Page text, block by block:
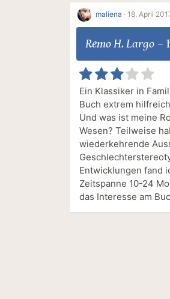
maliena · 18. April
Remo H. Largo–
Ein Klassiker in
Buch extrem
Und was ist meine
Wesen? Teilweise
wiederkehrende
Entwicklungen fand
Zeitspanne 10-24
das Interesse am